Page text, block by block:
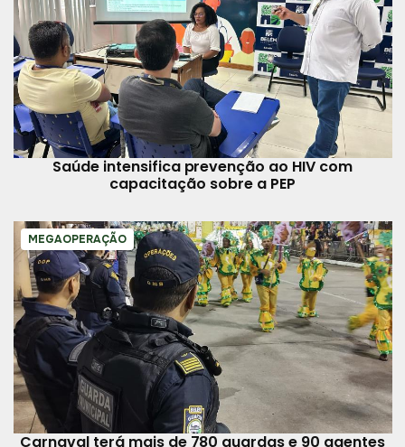
Saúde intensifica prevenção ao HIV com
capacitação sobre a PEP
MEGAOPERAÇÃO
Carnaval terá mais de 780 guardas e 90 agentes